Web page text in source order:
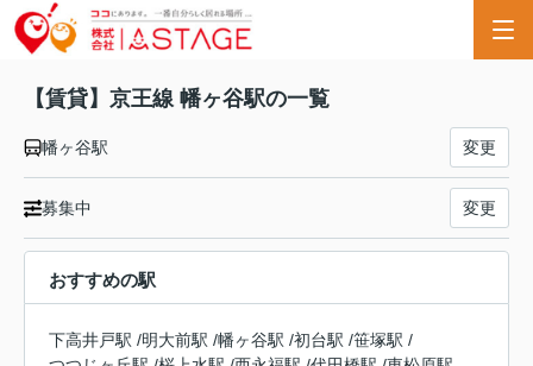
【賃貸】京王線 幡ヶ谷駅の一覧
幡ヶ谷駅 変更
募集中 変更
おすすめの駅
下高井戸駅 /明大前駅 /幡ヶ谷駅 /初台駅 /笹塚駅 /